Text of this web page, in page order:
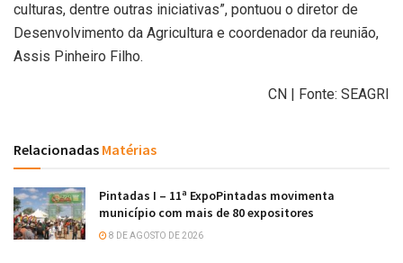
culturas, dentre outras iniciativas”, pontuou o diretor de
Desenvolvimento da Agricultura e coordenador da reunião,
Assis Pinheiro Filho.
CN | Fonte: SEAGRI
Relacionadas Matérias
Pintadas I – 11ª ExpoPintadas movimenta
município com mais de 80 expositores
8 DE AGOSTO DE 2026